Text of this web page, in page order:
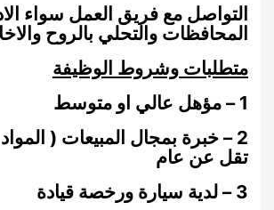
التواصل مع فريق العمل سواء
المحافظات والتحلي بالروح
متطلبات وشروط الوظيفة
1 – مؤهل عالي او متوسط
2 – خبرة بمجال المبيعات ( المواد
تقل عن عام
3 – لدية سيارة ورخصة قيادة